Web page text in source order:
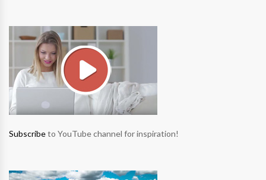
Subscribeto YouTube channel for inspiration!